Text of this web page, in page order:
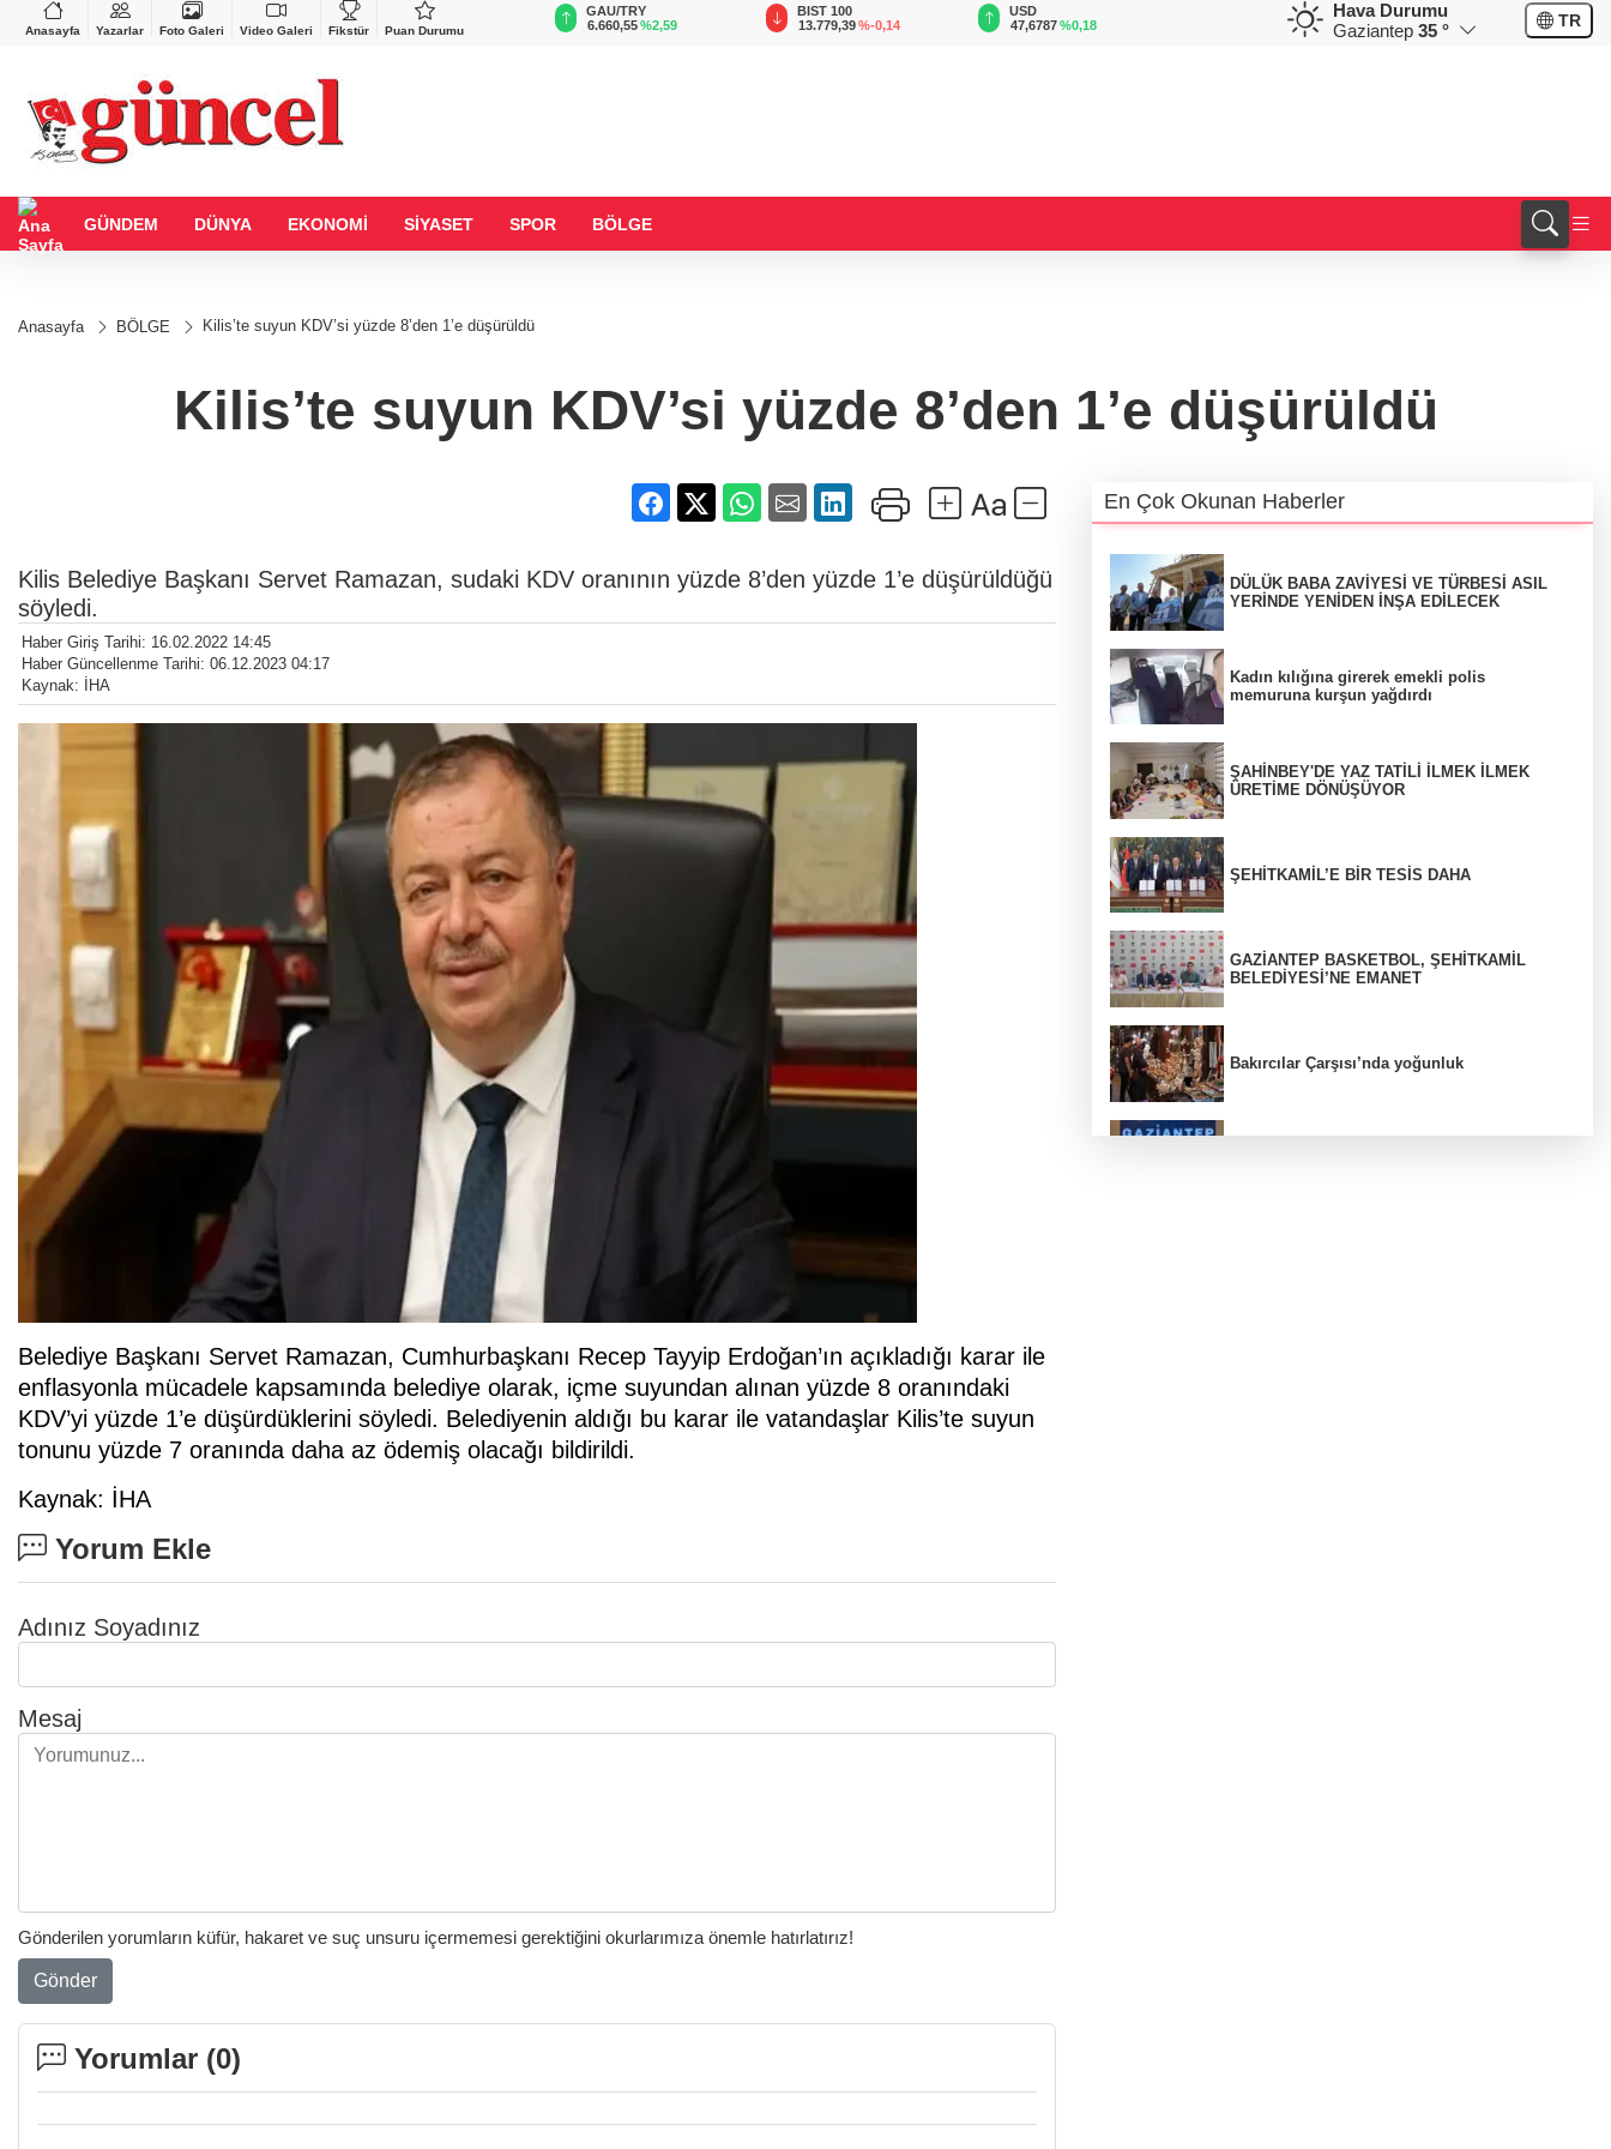
Anasayfa Yazarlar Foto Galeri Video Galeri Fikstür Puan Durumu
%0,90
BGN
27,9743
%-0,22
0,0018
%0,32
GAU/TRY
6.660,55%2,59
BIST 100
13.779,39%-0,14
USD
47,6787%0,18 %0,32
GBP
64,3468
Hava Durumu
Gaziantep 35 ° TR
GÜNDEM DÜNYA EKONOMİ SİYASET SPOR BÖLGE
Anasayfa BÖLGE Kilis’te suyun KDV’si yüzde 8’den 1’e düşürüldü
Kilis’te suyun KDV’si yüzde 8’den 1’e düşürüldü
Kilis Belediye Başkanı Servet Ramazan, sudaki KDV oranının yüzde 8’den yüzde 1’e düşürüldüğü
söyledi.
Haber Giriş Tarihi: 16.02.2022 14:45
Haber Güncellenme Tarihi: 06.12.2023 04:17
Kaynak: İHA
Belediye Başkanı Servet Ramazan, Cumhurbaşkanı Recep Tayyip Erdoğan’ın açıkladığı karar ile
enflasyonla mücadele kapsamında belediye olarak, içme suyundan alınan yüzde 8 oranındaki
KDV’yi yüzde 1’e düşürdüklerini söyledi. Belediyenin aldığı bu karar ile vatandaşlar Kilis’te suyun
tonunu yüzde 7 oranında daha az ödemiş olacağı bildirildi.
Kaynak: İHA
Yorum Ekle
Adınız Soyadınız
Mesaj
Gönderilen yorumların küfür, hakaret ve suç unsuru içermemesi gerektiğini okurlarımıza önemle hatırlatırız!
Gönder
Yorumlar (0)
En Çok Okunan Haberler
DÜLÜK BABA ZAVİYESİ VE TÜRBESİ ASIL
YERİNDE YENİDEN İNŞA EDİLECEK
Kadın kılığına girerek emekli polis
memuruna kurşun yağdırdı
ŞAHİNBEY'DE YAZ TATİLİ İLMEK İLMEK
ÜRETİME DÖNÜŞÜYOR
ŞEHİTKAMİL’E BİR TESİS DAHA
GAZİANTEP BASKETBOL, ŞEHİTKAMİL
BELEDİYESİ’NE EMANET
Bakırcılar Çarşısı’nda yoğunluk